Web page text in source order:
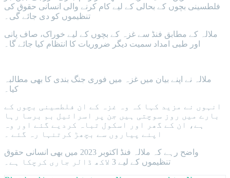
فلطسینی بچوں کے بحالی کے لیے کام کرنے والی انسانی حقوق کی
تنظیموں کو دی جائے گی۔
ملالہ کے مطابق فنڈ سے غزہ کے بچوں کے لیے خوراک، صاف پانی
اور طبی امداد سمیت دیگر ضروریات کا انتظام کیا جائے گا۔
ملالہ نے اپنے بیان میں غزہ میں فوری جنگ بندی کا بھی مطالبہ
کیا۔
انہوں نے مزید کہا کہ وہ غزہ کے ان فلطسینی بچوں کے
بارے میں روز سوچتی ہیں جن پر اسرائیل بم برسا رہا
ہے، ان کے گھر اور اسکول تباہ کردیے گئے اور وہ
اپنے پیاروں سے بچھڑ کرتنہا رہ گئے ۔
واضح رہے کہ ملالہ فنڈ اکتوبر 2023 میں بھی انسانی حقوق
تنظیموں کے لیے 3 لاکھ ڈالر جاری کرچکا ہے۔